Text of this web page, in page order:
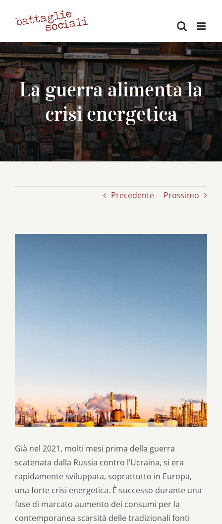
La guerra alimenta la
crisi energetica
Precedente Prossimo
Già nel 2021, molti mesi prima della guerra
scatenata dalla Russia contro l’Ucraina, si era
rapidamente sviluppata, soprattutto in Europa,
una forte crisi energetica. È successo durante una
fase di marcato aumento dei consumi per la
contemporanea scarsità delle tradizionali fonti